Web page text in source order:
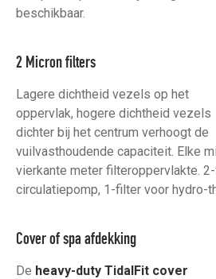
beschikbaar.
2 Micron filters
Lagere dichtheid vezels op het
oppervlak, hogere dichtheid vezels
dichter bij het centrum verhoogt de
vuilvasthoudende capaciteit. Elke
vierkante meter filteroppervlakte.
circulatiepomp, 1-filter voor hydro-
Cover of spa afdekking
De heavy-duty TidalFit cover